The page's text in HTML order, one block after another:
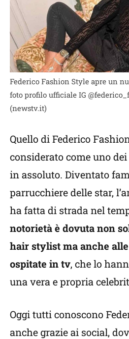
Federico Fashion Style apre un
foto profilo ufficiale IG
(newstv.it)
Quello di Federico
considerato come uno
in assoluto. Diventato
parrucchiere delle star,
ha fatta di strada nel
notorietà è dovuta non
hair stylist ma anche
ospitate in tv, che lo
una vera e propria
Oggi tutti conoscono
anche grazie ai social,